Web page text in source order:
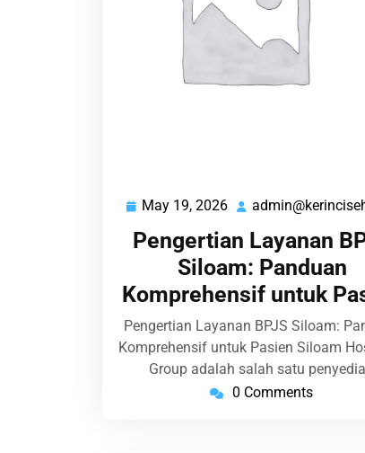
May 19, 2026 May
2026
Pengertian Layanan
Siloam: Panduan
Komprehensif untuk
Pengertian Layanan BPJS Siloam:
Komprehensif untuk Pasien Siloam
Group adalah salah satu
0 Comments